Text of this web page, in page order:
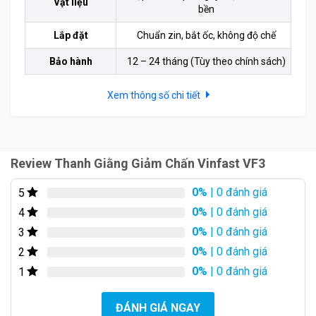
Lắp đặt Thanh Giằng Giảm Chấn Vinfast VF3 vị trí gầm
Quy Trình Lắp Đặt Chuẩn Zin – Không Độ Chế
Quá trình lắp đặt
Thanh giằng giảm chấn Vinfast
VF3
Thiết Kế Dành Riêng Cho VF3:Sản phẩm được thiết
bền
Lắp đặt Chuẩn zin, bắt ốc, không độ chế
Bảo hành 12 – 24 tháng (Tùy theo chính sách)
Xem thông số chi tiết
Review Thanh Giằng Giảm Chấn Vinfast VF3
5 0% | 0 đánh giá
4
0% | 0 đánh giá
3
0% | 0 đánh giá
2
0% | 0 đánh giá
1
0% | 0 đánh giá
ĐÁNH GIÁ NGAY